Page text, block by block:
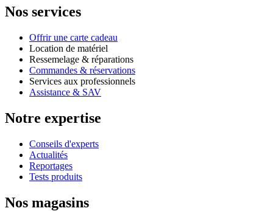
Nos services
Offrir une carte cadeau
Location de matériel
Ressemelage & réparations
Commandes & réservations
Services aux professionnels
Assistance & SAV
Notre expertise
Conseils d'experts
Actualités
Reportages
Tests produits
Nos magasins